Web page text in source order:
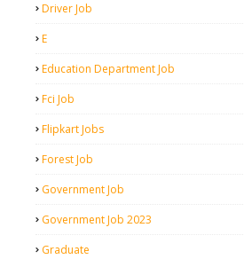
Driver Job
E
Education Department Job
Fci Job
Flipkart Jobs
Forest Job
Government Job
Government Job 2023
Graduate